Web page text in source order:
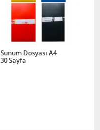
Sunum Dosyası A4
30 Sayfa